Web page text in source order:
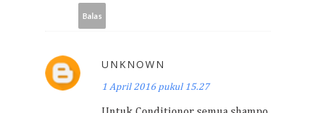
Balas
UNKNOWN
1 April 2016 pukul 15.27